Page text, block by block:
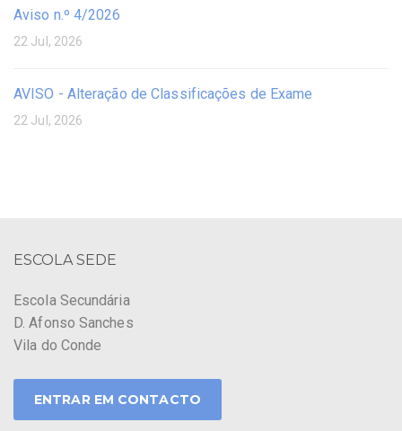
Aviso n.º 4/2026
22 Jul, 2026
AVISO - Alteração de Classificações de Exame
22 Jul, 2026
ESCOLA SEDE
Escola Secundária
D. Afonso Sanches
Vila do Conde
ENTRAR EM CONTACTO